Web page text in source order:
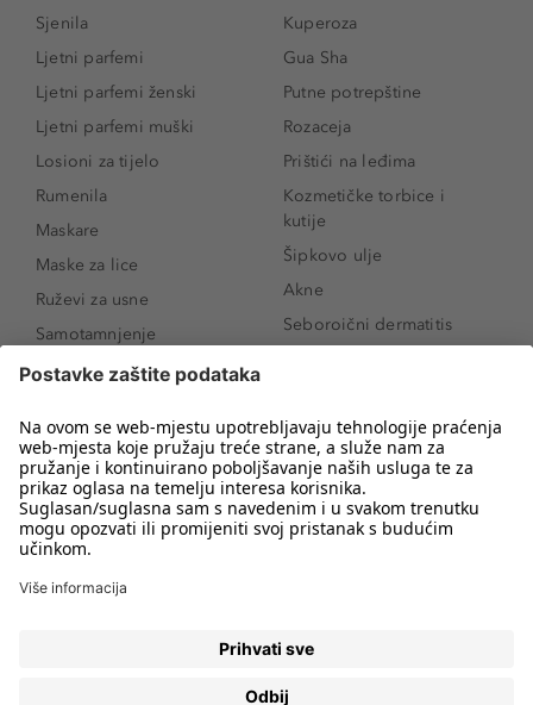
Sjenila
Ljetni parfemi
Ljetni parfemi ženski
Ljetni parfemi muški
Losioni za tijelo
Rumenila
Maskare
Maske za lice
Ruževi za usne
Samotamnjenje
Puderi
Proizvodi za obrve
Sunce i zaštita
Serumi za lice
Proizvodi za čišćenje lica
Kuperoza
Gua Sha
Putne potrepštine
Rozaceja
Prištići na leđima
Kozmetičke torbice i
kutije
Šipkovo ulje
Akne
Seboroični dermatitis
Novo
Koji mi parfem
odgovara?
Kako našminkati oči da
Kako ukloniti mitesere